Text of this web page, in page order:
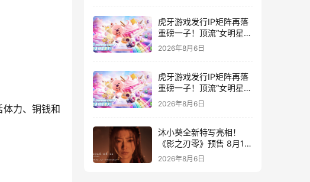
力、铜钱和
虎牙游戏发行IP矩阵再落
重磅一子！顶流“女明星”
ZANMANG LOOPY 正版
2026年8月6日
虎牙游戏发行IP矩阵再落
重磅一子！顶流“女明星”
ZANMANG LOOPY 正版
3D消除手游《消消奇遇》
2026年8月6日
沐小葵全新特写亮相！
《影之刃零》预售 8月12
日开启
2026年8月6日